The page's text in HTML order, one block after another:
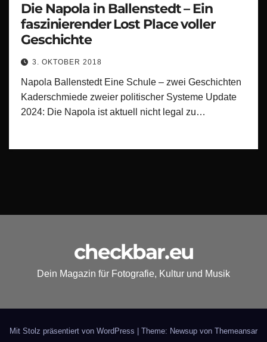
Die Napola in Ballenstedt – Ein
faszinierender Lost Place voller
Geschichte
3. OKTOBER 2018
Napola Ballenstedt Eine Schule – zwei Geschichten
Kaderschmiede zweier politischer Systeme Update
2024: Die Napola ist aktuell nicht legal zu…
checkbar.eu
Dein Magazin für Fotografie, Kultur und Musik
Mit Stolz präsentiert von WordPress Theme: Newsup von Themeansar